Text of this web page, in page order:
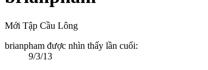
Mới Tập Cầu Lông
brianpham được nhìn thấy lần cuối:
9/3/13